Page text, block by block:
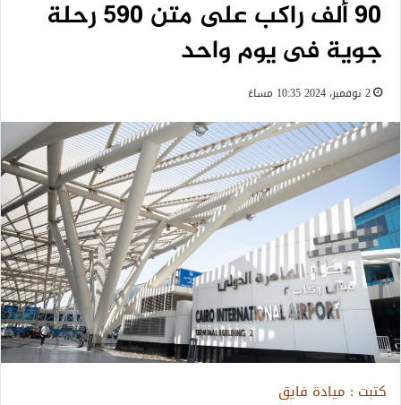
90 ألف راكب على متن 590 رحلة
جوية فى يوم واحد
2 نوفمبر، 2024 10:35 مساءً
كتبت : ميادة فايق